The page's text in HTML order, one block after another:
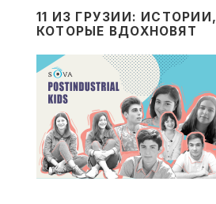
11 ИЗ ГРУЗИИ: ИСТОРИИ,
КОТОРЫЕ ВДОХНОВЯТ